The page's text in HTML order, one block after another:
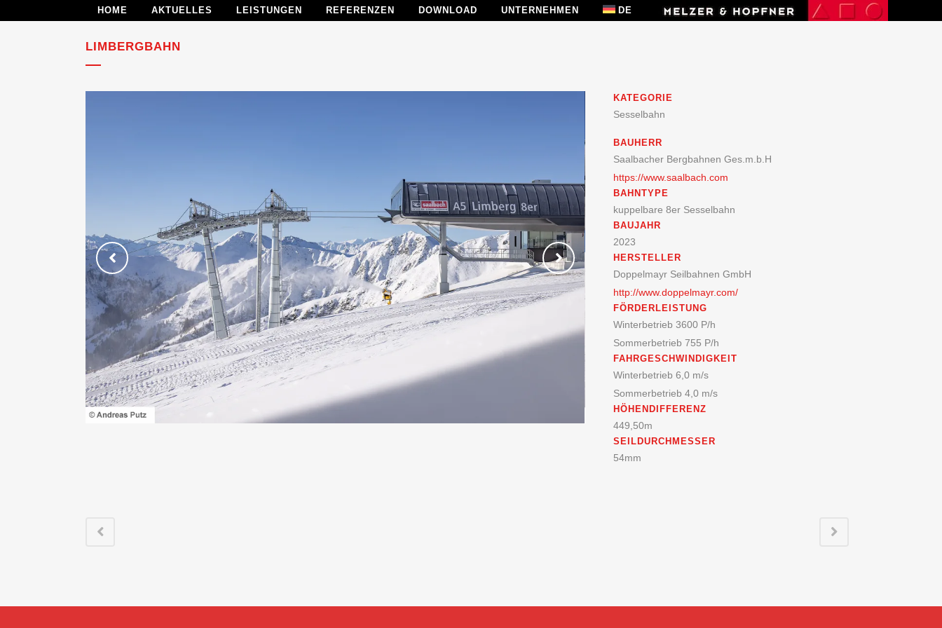
HOME AKTUELLES LEISTUNGEN REFERENZEN DOWNLOAD UNTERNEHMEN DE
LIMBERGBAHN
KATEGORIE
Sesselbahn
BAUHERR
Saalbacher Bergbahnen Ges.m.b.H
https://www.saalbach.com
BAHNTYPE
kuppelbare 8er Sesselbahn
BAUJAHR
2023
HERSTELLER
Doppelmayr Seilbahnen GmbH
http://www.doppelmayr.com/
FÖRDERLEISTUNG
Winterbetrieb 3600 P/h
Sommerbetrieb 755 P/h
FAHRGESCHWINDIGKEIT
Winterbetrieb 6,0 m/s
Sommerbetrieb 4,0 m/s
HÖHENDIFFERENZ
449,50m
SEILDURCHMESSER
54mm